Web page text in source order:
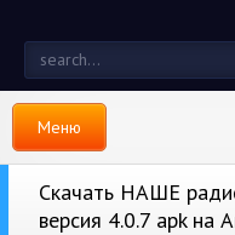
Меню
Скачать НАШЕ
версия 4.0.7 apk на